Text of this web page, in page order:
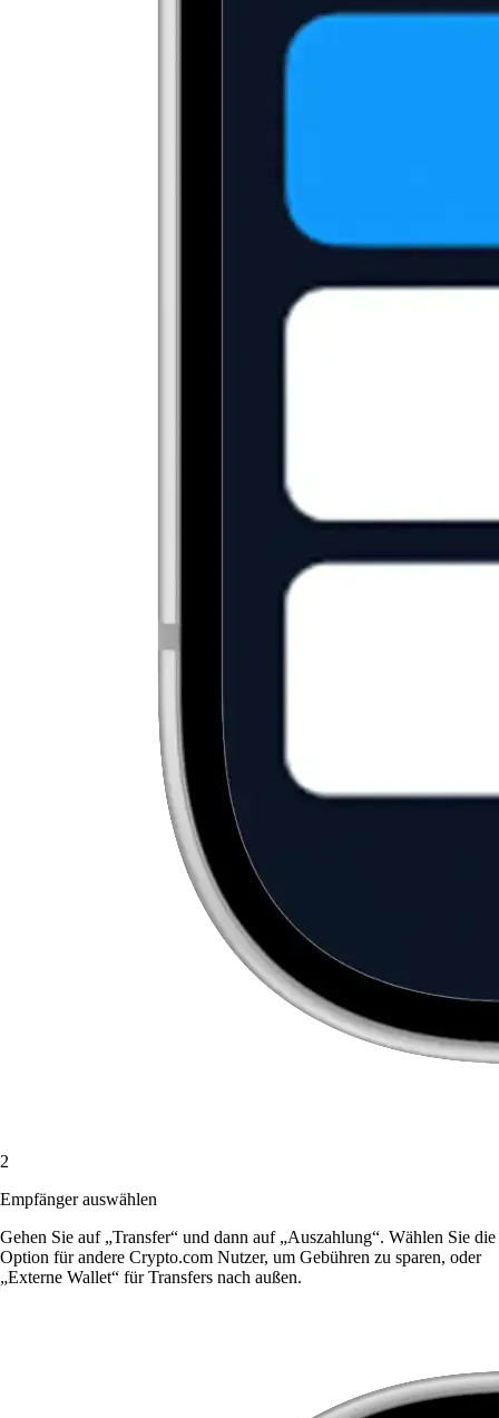
2
Empfänger auswählen
Gehen Sie auf „Transfer“ und dann auf „Auszahlung“. Wählen Sie die
Option für andere Crypto.com Nutzer, um Gebühren zu sparen, oder
„Externe Wallet“ für Transfers nach außen.